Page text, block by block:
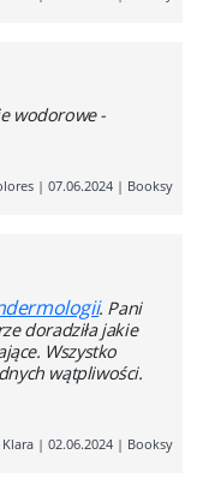
wodorowe -
| 07.06.2024 | Booksy
. Pani
doradziła jakie
Wszystko
wątpliwości.
Klara | 02.06.2024 | Booksy